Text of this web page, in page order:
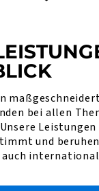
bei allen
und